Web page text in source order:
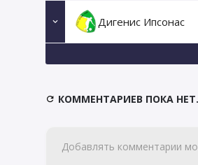
Дигенис Ипсонас
КОММЕНТАРИЕВ ПОКА